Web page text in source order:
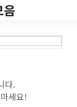
음
다.
세요!